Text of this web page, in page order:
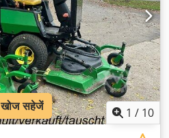
1 / 10
खोज सहेजें